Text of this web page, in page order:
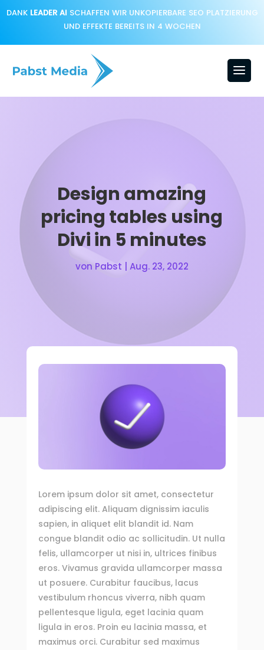
DANK LEADER AI SCHAFFEN WIR UNKOPIERBARE SEO PLATZIERUNG
UND EFFEKTE BEREITS IN 4 WOCHEN
Design amazing
pricing tables using
Divi in 5 minutes
von Pabst Aug. 23, 2022
Lorem ipsum dolor sit amet, consectetur
adipiscing elit. Aliquam dignissim iaculis
sapien, in aliquet elit blandit id. Nam
congue blandit odio ac sollicitudin. Ut nulla
felis, ullamcorper ut nisi in, ultrices finibus
eros. Vivamus gravida ullamcorper massa
ut posuere. Curabitur faucibus, lacus
vestibulum rhoncus viverra, nibh quam
pellentesque ligula, eget lacinia quam
ligula in eros. Proin eu lacinia massa, et
maximus orci. Curabitur sed maximus